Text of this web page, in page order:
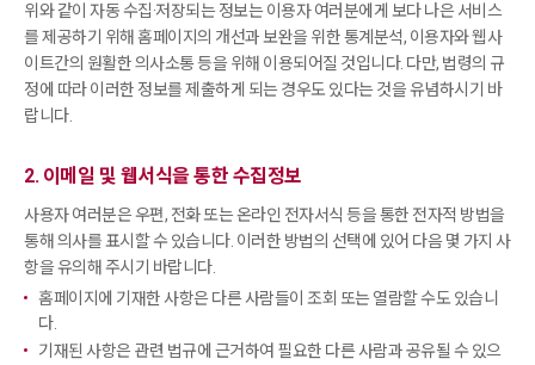
위와 같이 자동 수집·저장되는 정보는 이용자 여러분에게 보다 나은 서비스
를 제공하기 위해 홈페이지의 개선과 보완을 위한 통계분석, 이용자와 웹사
이트간의 원활한 의사소통 등을 위해 이용되어질 것입니다. 다만, 법령의 규
정에 따라 이러한 정보를 제출하게 되는 경우도 있다는 것을 유념하시기 바
랍니다.
2. 이메일 및 웹서식을 통한 수집정보
사용자 여러분은 우편, 전화 또는 온라인 전자서식 등을 통한 전자적 방법을
통해 의사를 표시할 수 있습니다. 이러한 방법의 선택에 있어 다음 몇 가지 사
항을 유의해 주시기 바랍니다.
홈페이지에 기재한 사항은 다른 사람들이 조회 또는 열람할 수도 있습니
다.
기재된 사항은 관련 법규에 근거하여 필요한 다른 사람과 공유될 수 있으